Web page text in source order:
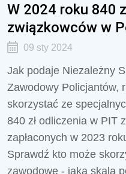
W 2024 roku 840
związkowców w
09 sty 2024
Jak podaje Niezależny
Zawodowy Policjantów,
skorzystać ze
840 zł odliczenia w PIT
zapłaconych w 2023
Sprawdź kto może
zawodowe - jaka skala